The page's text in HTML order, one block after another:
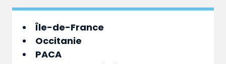
Île-de-France
Occitanie
PACA